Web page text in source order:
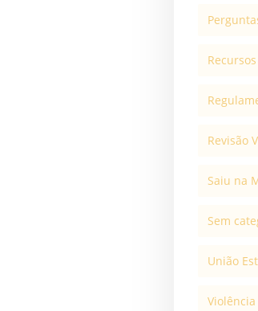
Recursos
Revisão
Saiu na
Sem
União